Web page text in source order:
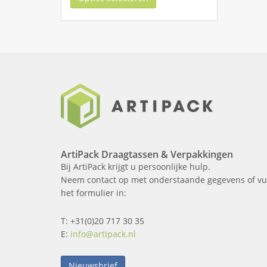
ArtiPack Draagtassen & Verpakkingen
Bij ArtiPack krijgt u persoonlijke hulp.
Neem contact op met onderstaande gegevens of
het formulier in:
T: +31(0)20 717 30 35
E: info@artipack.nl